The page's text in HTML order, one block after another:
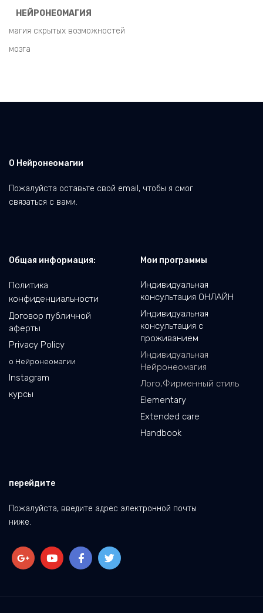
НЕЙРОНЕОМАГИЯ
магия скрытых возможностей
мозга
О Нейронеомагии
Пожалуйста оставьте свой email, чтобы я смог
связаться с вами.
Общая информация:
Политика
конфиденциальности
Договор публичной
аферты
Privacy Policy
о Нейронеомагии
Instagram
курсы
Мои программы
Индивидуальная
консультация ОНЛАЙН
Индивидуальная
консультация с
проживанием
Индивидуальная
Нейронеомагия
Лого,Фирменный стиль
Elementary
Extended care
Handbook
перейдите
Пожалуйста, введите адрес электронной почты
ниже.